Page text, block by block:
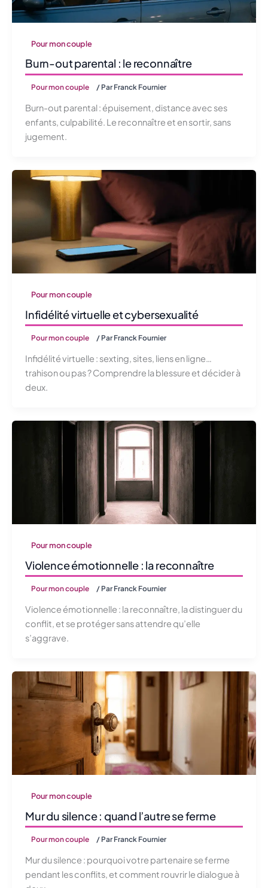
Pour mon couple
Burn-out parental : le reconnaître
Pour mon couple / Par Franck Fournier
Burn-out parental : épuisement, distance avec ses
enfants, culpabilité. Le reconnaître et en sortir, sans
jugement.
Pour mon couple
Infidélité virtuelle et cybersexualité
Pour mon couple / Par Franck Fournier
Infidélité virtuelle : sexting, sites, liens en ligne…
trahison ou pas ? Comprendre la blessure et décider à
deux.
Pour mon couple
Violence émotionnelle : la reconnaître
Pour mon couple / Par Franck Fournier
Violence émotionnelle : la reconnaître, la distinguer du
conflit, et se protéger sans attendre qu’elle
s’aggrave.
Pour mon couple
Mur du silence : quand l’autre se ferme
Pour mon couple / Par Franck Fournier
Mur du silence : pourquoi votre partenaire se ferme
pendant les conflits, et comment rouvrir le dialogue à